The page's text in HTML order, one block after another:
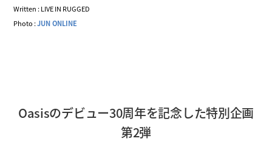
Written : LIVE IN RUGGED
Photo :JUN ONLINE
Oasisのデビュー30周年を記念した特別企画
第2弾